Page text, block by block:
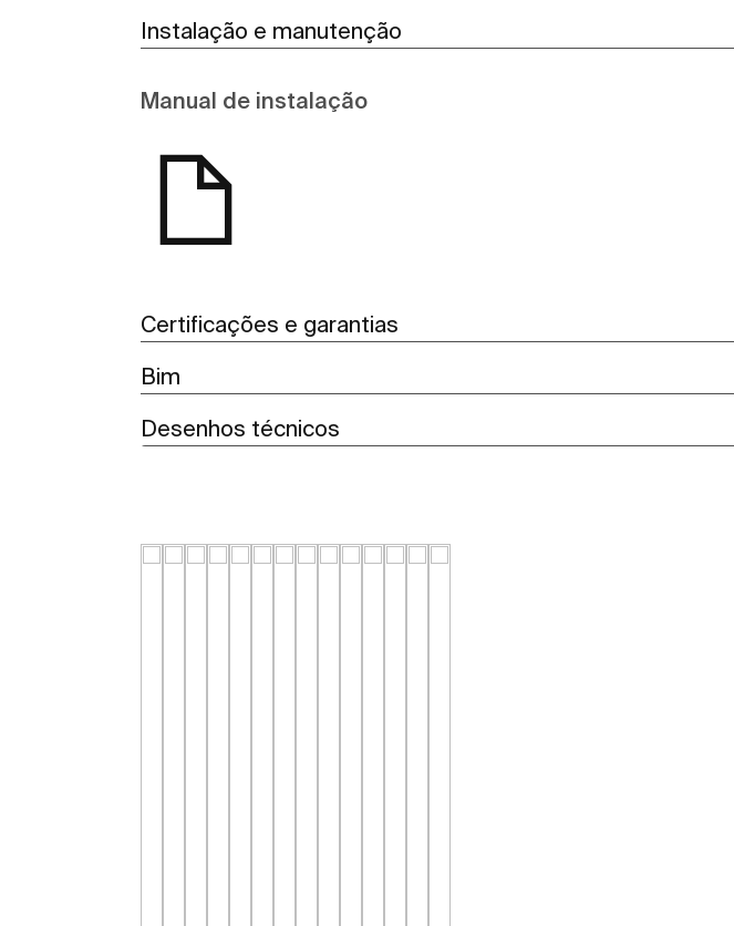
Instalação e manutenção
Manual de instalação
Certificações e garantias
Bim
Desenhos técnicos